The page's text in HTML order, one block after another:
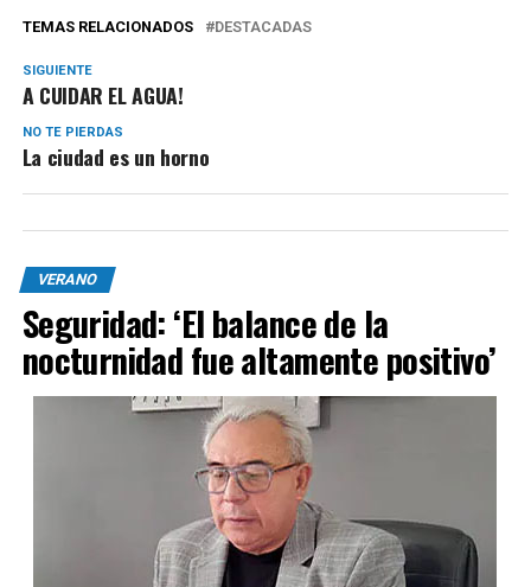
TEMAS RELACIONADOS DESTACADAS
SIGUIENTE
A CUIDAR EL AGUA!
NO TE PIERDAS
La ciudad es un horno
VERANO
Seguridad: ‘El balance de la
nocturnidad fue altamente positivo’